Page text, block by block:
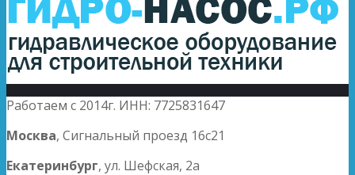
Работаем с 2014г. ИНН: 7725831647
Москва, Сигнальный проезд 16с21
Екатеринбург, ул. Шефская, 2а